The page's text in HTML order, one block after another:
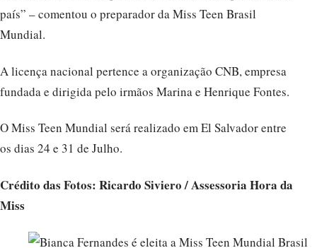
país” – comentou o preparador da Miss Teen Brasil
Mundial.
A licença nacional pertence a organização CNB, empresa
fundada e dirigida pelo irmãos Marina e Henrique Fontes.
O Miss Teen Mundial será realizado em El Salvador entre
os dias 24 e 31 de Julho.
Crédito das Fotos: Ricardo Siviero / Assessoria Hora da
Miss